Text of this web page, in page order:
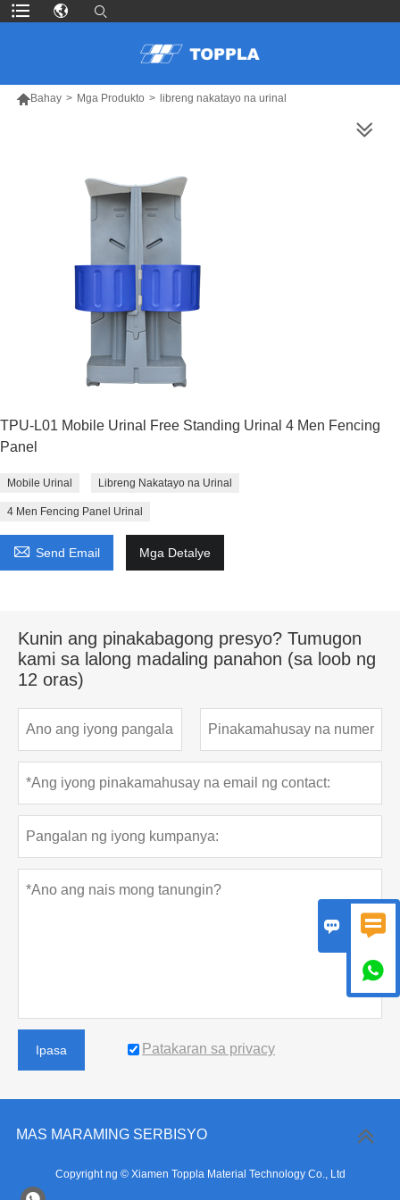
Bahay > Mga Produkto > libreng nakatayo na urinal
TPU-L01 Mobile Urinal Free Standing Urinal 4 Men Fencing
Panel
Mobile Urinal Libreng Nakatayo na Urinal
4 Men Fencing Panel Urinal
 Send Email Mga Detalye
Kunin ang pinakabagong presyo? Tumugon
kami sa lalong madaling panahon (sa loob ng
12 oras)
Ipasa Patakaran sa privacy
MAS MARAMING SERBISYO
Copyright ng © Xiamen Toppla Material Technology Co., Ltd
 
